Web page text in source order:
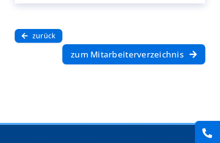
Kontakt
zurück
zum Mitarbeiterverzeichnis